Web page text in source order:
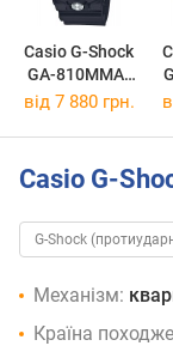
Casio G-Shock
GA-810MMA-
1A
від 7 880 грн.
Casio G-
G-Shock
Механізм:
Країна